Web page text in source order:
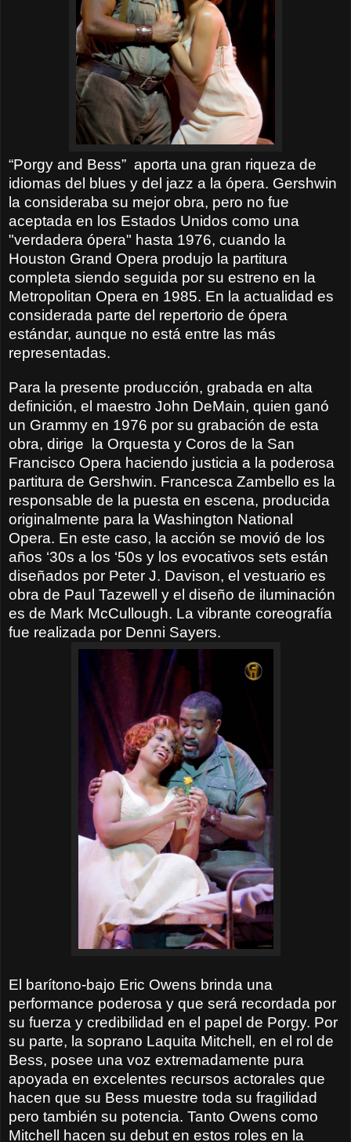
“Porgy and Bess” aporta una gran riqueza de
idiomas del blues y del jazz a la ópera. Gershwin
la consideraba su mejor obra, pero no fue
aceptada en los Estados Unidos como una
"verdadera ópera" hasta 1976, cuando la
Houston Grand Opera produjo la partitura
completa siendo seguida por su estreno en la
Metropolitan Opera en 1985. En la actualidad es
considerada parte del repertorio de ópera
estándar, aunque no está entre las más
representadas.
Para la presente producción, grabada en alta
definición, el maestro John DeMain, quien ganó
un Grammy en 1976 por su grabación de esta
obra, dirige la Orquesta y Coros de la San
Francisco Opera haciendo justicia a la poderosa
partitura de Gershwin. Francesca Zambello es la
responsable de la puesta en escena, producida
originalmente para la Washington National
Opera. En este caso, la acción se movió de los
años ‘30s a los ‘50s y los evocativos sets están
diseñados por Peter J. Davison, el vestuario es
obra de Paul Tazewell y el diseño de iluminación
es de Mark McCullough. La vibrante coreografía
fue realizada por Denni Sayers.
El barítono-bajo Eric Owens brinda una
performance poderosa y que será recordada por
su fuerza y credibilidad en el papel de Porgy. Por
su parte, la soprano Laquita Mitchell, en el rol de
Bess, posee una voz extremadamente pura
apoyada en excelentes recursos actorales que
hacen que su Bess muestre toda su fragilidad
pero también su potencia. Tanto Owens como
Mitchell hacen su debut en estos roles en la